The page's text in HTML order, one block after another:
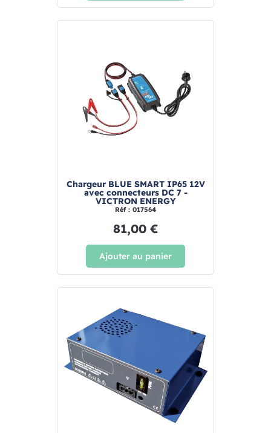
Chargeur BLUE SMART IP65 12V
avec connecteurs DC 7 -
VICTRON ENERGY
Réf : 017564
81,00 €
Ajouter au panier